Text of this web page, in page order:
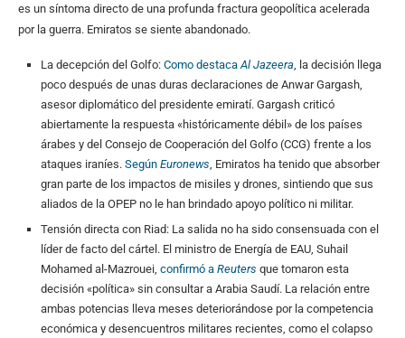
es un síntoma directo de una profunda fractura geopolítica acelerada
por la guerra. Emiratos se siente abandonado.
La decepción del Golfo: Como destaca Al Jazeera , la decisión llega
poco después de unas duras declaraciones de Anwar Gargash,
asesor diplomático del presidente emiratí. Gargash criticó
abiertamente la respuesta «históricamente débil» de los países
árabes y del Consejo de Cooperación del Golfo (CCG) frente a los
ataques iraníes. Según Euronews , Emiratos ha tenido que absorber
gran parte de los impactos de misiles y drones, sintiendo que sus
aliados de la OPEP no le han brindado apoyo político ni militar.
Tensión directa con Riad: La salida no ha sido consensuada con el
líder de facto del cártel. El ministro de Energía de EAU, Suhail
Mohamed al-Mazrouei, confirmó a Reuters que tomaron esta
decisión «política» sin consultar a Arabia Saudí. La relación entre
ambas potencias lleva meses deteriorándose por la competencia
económica y desencuentros militares recientes, como el colapso